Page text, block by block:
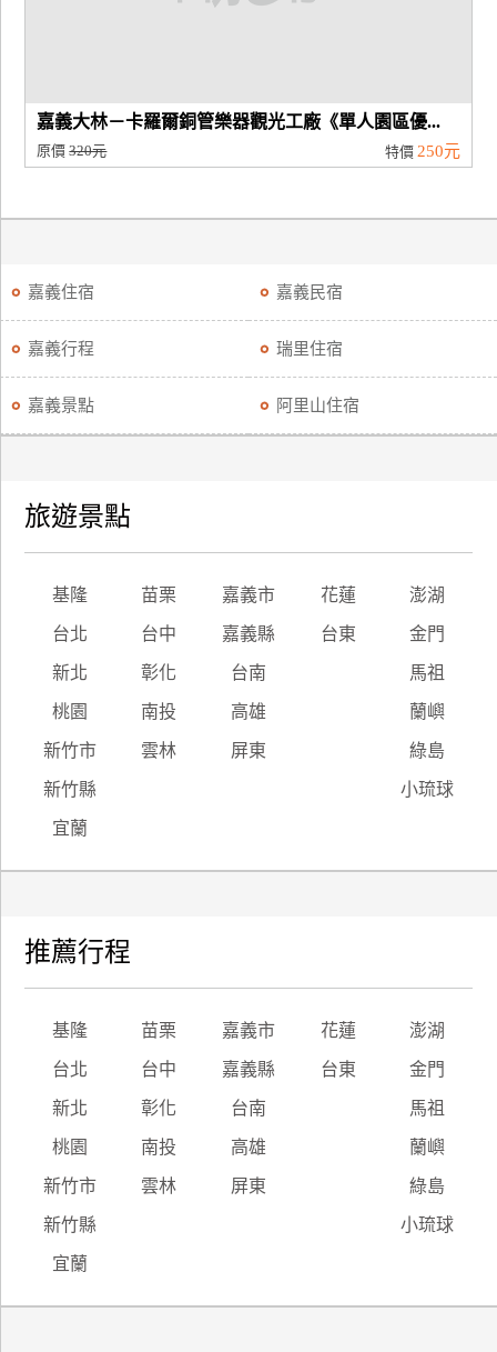
計
商
傳
嘉義大林－卡羅爾銅管樂器觀光工廠《單人園區優...
原價320元 特價 250元
嘉義住宿 嘉義民宿
嘉義行程 瑞里住宿
嘉義景點 阿里山住宿
旅遊景點
基隆 苗栗 嘉義市 花蓮 澎湖
台北 台中 嘉義縣 台東 金門
新北 彰化 台南 馬祖
桃園 南投 高雄 蘭嶼
新竹市 雲林 屏東 綠島
新竹縣 小琉球
宜蘭
推薦行程
基隆 苗栗 嘉義市 花蓮 澎湖
台北 台中 嘉義縣 台東 金門
新北 彰化 台南 馬祖
桃園 南投 高雄 蘭嶼
新竹市 雲林 屏東 綠島
新竹縣 小琉球
宜蘭